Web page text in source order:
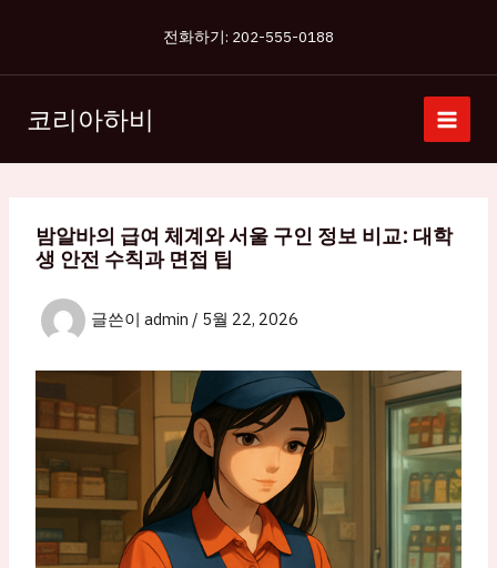
츠
너
전화하기: 202-555-0188
코리아하비
밤알바의 급여 체계와 서울 구인 정보 비교: 대학
생 안전 수칙과 면접 팁
글쓴이 admin / 5월 22, 2026